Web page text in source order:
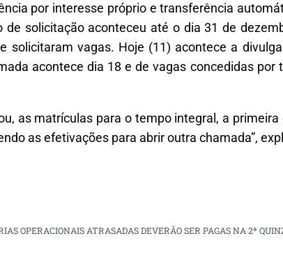
por interesse próprio e transferência
solicitação aconteceu até o dia 31 de
vagas. Hoje (11) acontece a
acontece dia 18 e de vagas concedidas por
as matrículas para o tempo integral, a
as efetivações para abrir outra chamada”,